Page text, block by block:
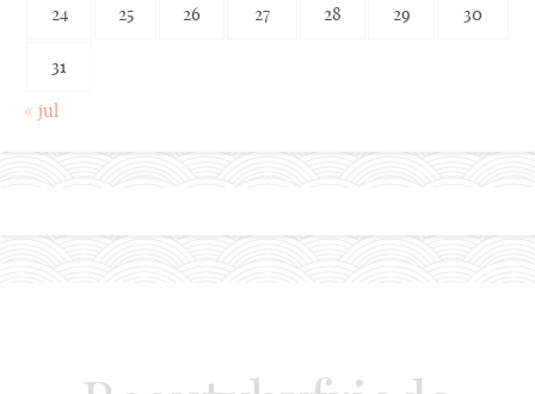
24 25 26 27 28 29 30
31
« jul